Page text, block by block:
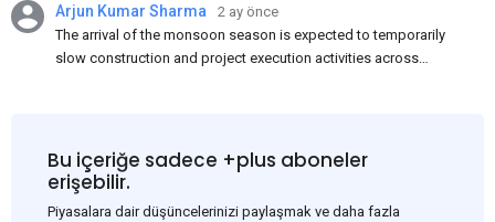
Arjun Kumar Sharma
2 ay önce
The arrival of the monsoon season is expected to temporarily
slow construction and project execution activities across
and rural construction projects is expected to provide support
to the market despite seasonal disruptions caused by heavy
rainfall.
Bu içeriğe sadece +plus aboneler
erişebilir.
Piyasalara dair düşüncelerinizi paylaşmak ve daha fazla